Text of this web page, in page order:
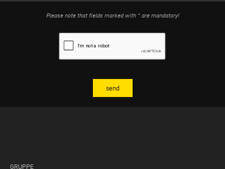
Erstellung von Kundenprofilen ermittelt werden, die die Analyse und
Vorhersage von Informationen über die Vorlieben, Gewohnheiten und
durch den Einsatz automatisierter Techniken oder Systeme, die auch durch
die Anreicherung von Daten mit Informationen, die von Dritten erworben
3. ART DER ÜBERLASSUNG, DAUER DER DATENSPEICHERUNG UND
Please note that fields marked with * are mandatory!
GRUPPE